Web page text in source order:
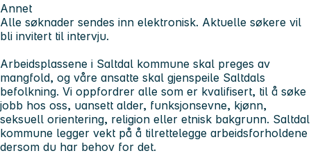
Annet
Alle søknader sendes inn elektronisk. Aktuelle søkere vil
bli invitert til intervju.
Arbeidsplassene i Saltdal kommune skal preges av
mangfold, og våre ansatte skal gjenspeile Saltdals
befolkning. Vi oppfordrer alle som er kvalifisert, til å søke
jobb hos oss, uansett alder, funksjonsevne, kjønn,
seksuell orientering, religion eller etnisk bakgrunn. Saltdal
kommune legger vekt på å tilrettelegge arbeidsforholdene
dersom du har behov for det.